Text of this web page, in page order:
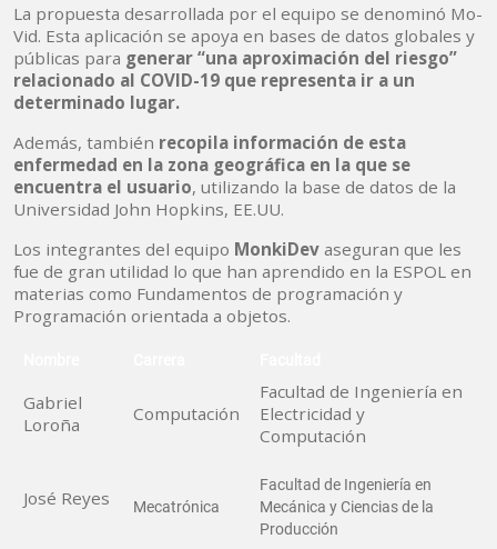
La propuesta desarrollada por el equipo se denominó Mo-
Vid. Esta aplicación se apoya en bases de datos globales y
públicas para generar “una aproximación del riesgo”
relacionado al COVID-19 que representa ir a un
determinado lugar.
Además, también recopila información de esta
enfermedad en la zona geográfica en la que se
encuentra el usuario, utilizando la base de datos de la
Universidad John Hopkins, EE.UU.
Los integrantes del equipo MonkiDev aseguran que les
fue de gran utilidad lo que han aprendido en la ESPOL en
materias como Fundamentos de programación y
Programación orientada a objetos.
Gabriel
Loroña
Computación
Facultad de Ingeniería en
Electricidad y
Computación
José Reyes Mecatrónica
Facultad de Ingeniería en
Mecánica y Ciencias de la
Producción